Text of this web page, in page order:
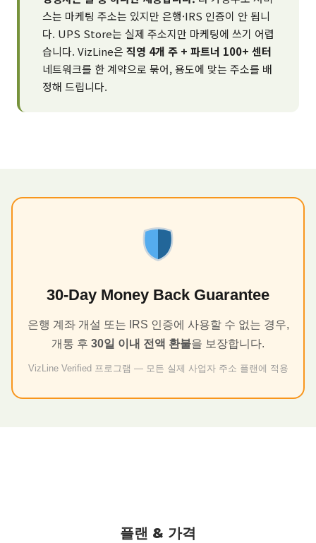
스는 마케팅 주소는 있지만 은행·IRS 인증이 안 됩니
다. UPS Store는 실제 주소지만 마케팅에 쓰기 어렵
습니다. VizLine은 직영 4개 주 + 파트너 100+ 센터
네트워크를 한 계약으로 묶어, 용도에 맞는 주소를 배
정해 드립니다.
30-Day Money Back Guarantee
은행 계좌 개설 또는 IRS 인증에 사용할 수 없는 경우,
개통 후 30일 이내 전액 환불을 보장합니다.
VizLine Verified 프로그램 — 모든 실제 사업자 주소 플랜에 적용
플랜 & 가격